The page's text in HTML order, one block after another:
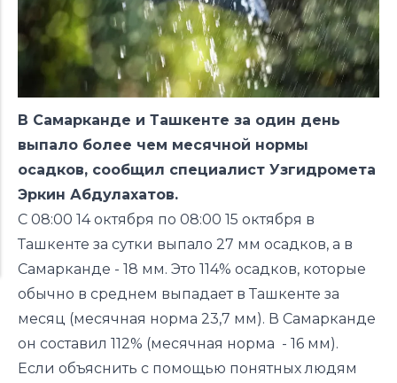
В Самарканде и Ташкенте за один день
выпало более чем месячной нормы
осадков, сообщил специалист Узгидромета
Эркин Абдулахатов.
С 08:00 14 октября по 08:00 15 октября в
Ташкенте за сутки выпало 27 мм осадков, а в
Самарканде - 18 мм. Это 114% осадков, которые
обычно в среднем выпадает в Ташкенте за
месяц (месячная норма 23,7 мм). В Самарканде
он составил 112% (месячная норма - 16 мм).
Если объяснить с помощью понятных людям